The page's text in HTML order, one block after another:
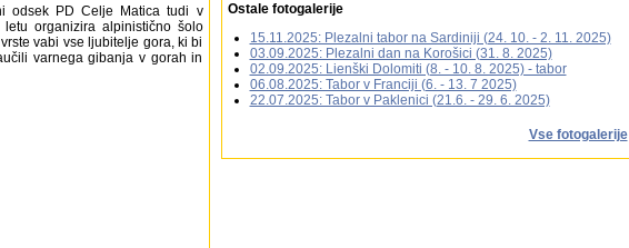
odsek PD Celje Matica tudi v
letu organizira alpinistično šolo
vabi vse ljubitelje gora, ki bi
varnega gibanja v gorah in
Ostale fotogalerije
15.11.2025: Plezalni tabor na Sardiniji (24. 10. - 2. 11. 2025)
03.09.2025: Plezalni dan na Korošici (31. 8. 2025)
02.09.2025: Lienški Dolomiti (8. - 10. 8. 2025) - tabor
06.08.2025: Tabor v Franciji (6. - 13. 7 2025)
22.07.2025: Tabor v Paklenici (21.6. - 29. 6. 2025)
Vse fotogalerije